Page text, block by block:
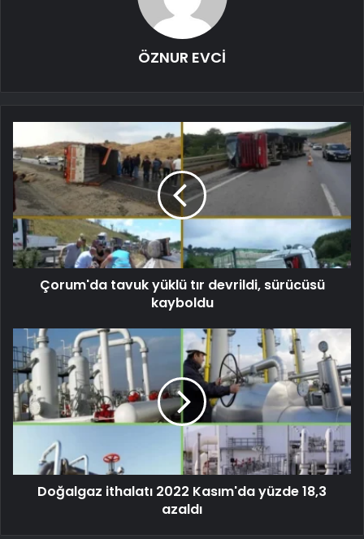
ÖZNUR EVCİ
Çorum'da tavuk yüklü tır devrildi, sürücüsü
kayboldu
Doğalgaz ithalatı 2022 Kasım'da yüzde 18,3
azaldı